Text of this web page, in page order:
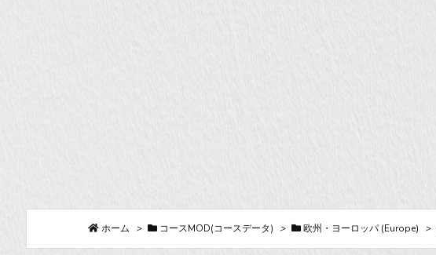
ホーム > コースMOD(コースデータ) > 欧州・ヨーロッパ (Europe) >